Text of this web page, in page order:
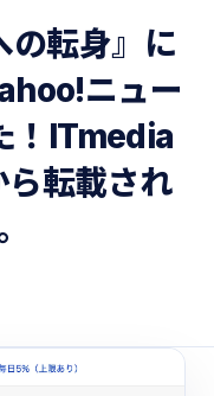
の転身』に
ニュー
！ITmedia
転載され